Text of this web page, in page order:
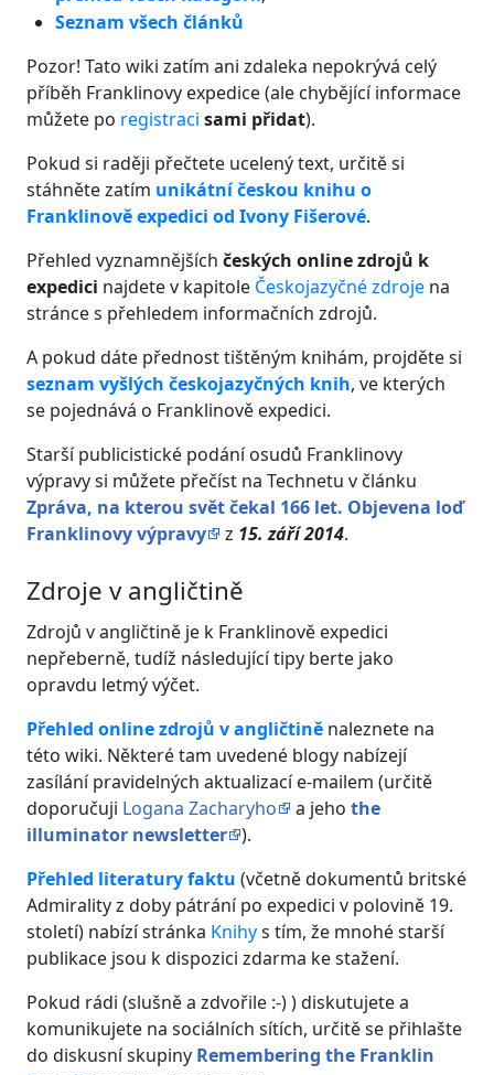
Seznam všech článků
Pozor! Tato wiki zatím ani zdaleka nepokrývá celý
příběh Franklinovy expedice (ale chybějící informace
můžete po registraci sami přidat).
Pokud si raději přečtete ucelený text, určitě si
stáhněte zatím unikátní českou knihu o
Franklinově expedici od Ivony Fišerové.
Přehled vyznamnějších českých online zdrojů k
expedici najdete v kapitole Českojazyčné zdroje na
stránce s přehledem informačních zdrojů.
A pokud dáte přednost tištěným knihám, projděte si
seznam vyšlých českojazyčných knih, ve kterých
se pojednává o Franklinově expedici.
Starší publicistické podání osudů Franklinovy
výpravy si můžete přečíst na Technetu v článku
Zpráva, na kterou svět čekal 166 let. Objevena loď
Franklinovy výpravy
z 15. září 2014.
Zdroje v angličtině
Zdrojů v angličtině je k Franklinově expedici
nepřeberně, tudíž následující tipy berte jako
opravdu letmý výčet.
Přehled online zdrojů v angličtině naleznete na
této wiki. Některé tam uvedené blogy nabízejí
zasílání pravidelných aktualizací e-mailem (určitě
doporučuji Logana Zacharyho a jeho the
illuminator newsletter ).
Přehled literatury faktu (včetně dokumentů britské
Admirality z doby pátrání po expedici v polovině 19.
století) nabízí stránka Knihys tím, že mnohé starší
publikace jsou k dispozici zdarma ke stažení.
Pokud rádi (slušně a zdvořile :-) ) diskutujete a
komunikujete na sociálních sítích, určitě se přihlašte
do diskusní skupiny Remembering the Franklin